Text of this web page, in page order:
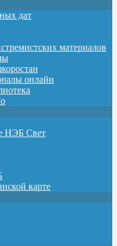
дат
материалов
онлайн
НЭБ Свет
карте